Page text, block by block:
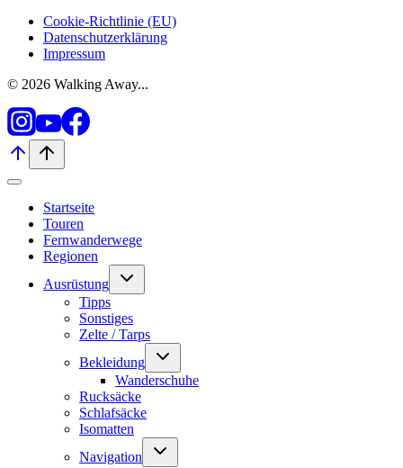
Cookie-Richtlinie (EU)
Datenschutzerklärung
Impressum
© 2026 Walking Away...
Startseite
Touren
Fernwanderwege
Regionen
Ausrüstung
Untermenü
Tipps
Sonstiges
Zelte / Tarps
Bekleidung
Untermenü
Wanderschuhe
Rucksäcke
Schlafsäcke
Isomatten
Navigation
Untermenü